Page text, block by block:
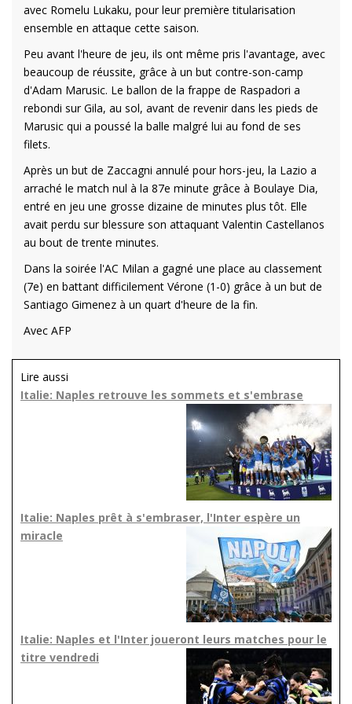
avec Romelu Lukaku, pour leur première titularisation
ensemble en attaque cette saison.
Peu avant l'heure de jeu, ils ont même pris l'avantage, avec
beaucoup de réussite, grâce à un but contre-son-camp
d'Adam Marusic. Le ballon de la frappe de Raspadori a
rebondi sur Gila, au sol, avant de revenir dans les pieds de
Marusic qui a poussé la balle malgré lui au fond de ses
filets.
Après un but de Zaccagni annulé pour hors-jeu, la Lazio a
arraché le match nul à la 87e minute grâce à Boulaye Dia,
entré en jeu une grosse dizaine de minutes plus tôt. Elle
avait perdu sur blessure son attaquant Valentin Castellanos
au bout de trente minutes.
Dans la soirée l'AC Milan a gagné une place au classement
(7e) en battant difficilement Vérone (1-0) grâce à un but de
Santiago Gimenez à un quart d'heure de la fin.
Avec AFP
Lire aussi
Italie: Naples retrouve les sommets et s'embrase
Italie: Naples prêt à s'embraser, l'Inter espère un
miracle
Italie: Naples et l'Inter joueront leurs matches pour le
titre vendredi